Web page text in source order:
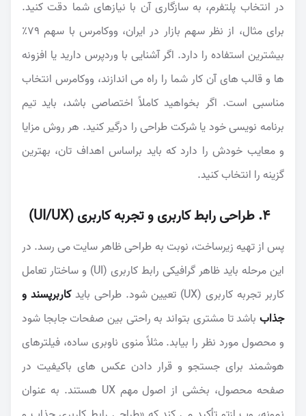
در انتخاب پلتفرم، به سازگاری آن با نیازهای شما دقت کنید.
برای مثال، از نظر سهم بازار در ایران، ووکامرس با سهم ۷۹٪
بیشترین استفاده را دارد. اگر آشنایی با وردپرس دارید یا افزونه
ها و قالب های آن کار شما را راه می اندازند، ووکامرس انتخاب
مناسبی است. اگر بخواهید کاملاً اختصاصی باشد، باید تیم
برنامه نویسی خود یا شرکت طراحی را درگیر کنید. هر روش مزایا
و معایب خودش را دارد که باید براساس اهداف تان، بهترین
گزینه را انتخاب کنید.
۴. طراحی رابط کاربری و تجربه کاربری (UI/UX)
پس از تهیه زیرساخت، نوبت به طراحی ظاهر سایت می رسد. در
این مرحله باید ظاهر گرافیکی رابط کاربری (UI) و ساختار تعامل
کاربر تجربه کاربری (UX) تعیین شود. طراحی باید
کاربرپسند و
جذاب باشد تا مشتری بتواند به راحتی بین صفحات جابجا شود
و محصول مورد نظر را بیابد. مثلاً منوی ناوبری ساده، فیلترهای
هوشمند برای جستجو و قرار دادن عکس های باکیفیت در
صفحه محصول، بخشی از اصول مهم UX هستند. به عنوان